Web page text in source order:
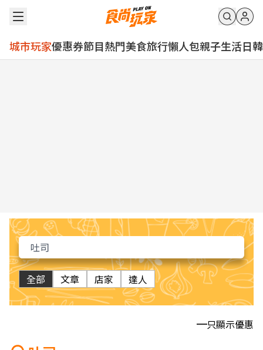
城市玩家優惠券節目熱門美食旅行懶人包親子生活日韓
全部 文章 店家 達人
只顯示優惠